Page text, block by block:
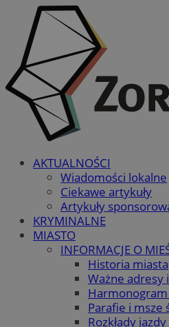
AKTUALNOŚCI
Wiadomości lokalne
Ciekawe artykuły
Artykuły
KRYMINALNE
MIASTO
INFORMACJE O
Historia miasta
Ważne adresy
Parafie i msze
Rozkłady